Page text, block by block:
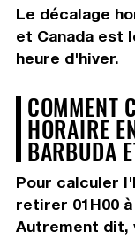
Le décalage
et Canada est
heure d'hiver.
COMMENT
HORAIRE
BARBUDA
Pour calculer
retirer 01H00à
Autrement dit,